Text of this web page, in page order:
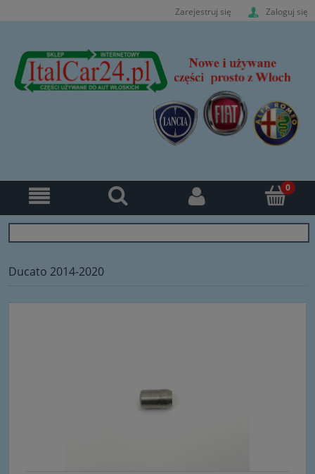
Zarejestruj się Zaloguj się
Ducato 2014-2020